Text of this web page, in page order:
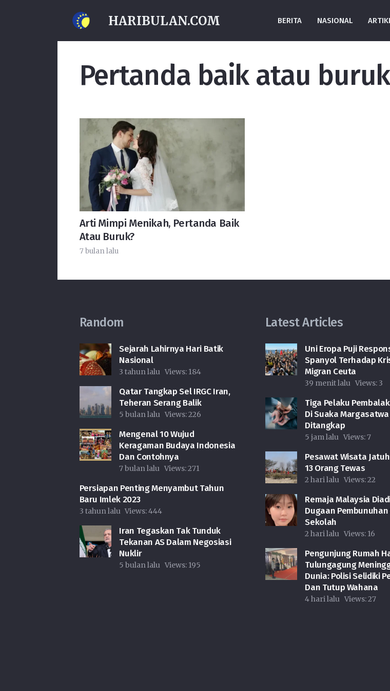
HARIBULAN.COM BERITA NASIONAL
Pertanda baik atau
Arti Mimpi Menikah, Pertanda Baik
Atau Buruk?
7 bulan lalu
Random
Sejarah Lahirnya Hari Batik
Nasional
3 tahun lalu Views: 184
Qatar Tangkap Sel IRGC Iran,
Teheran Serang Balik
5 bulan lalu Views:226
Mengenal 10 Wujud
Keragaman Budaya Indonesia
Dan Contohnya
7 bulan lalu Views:271
Persiapan Penting Menyambut Tahun
Baru Imlek 2023
3 tahun lalu Views:444
Iran Tegaskan Tak Tunduk
Tekanan AS Dalam Negosiasi
Nuklir
5 bulan lalu Views: 195
Latest Articles
Uni Eropa Puji
Spanyol Terhadap
Migran Ceuta
39 menit lalu Views: 3
Tiga Pelaku
Di Suaka Margasatwa
Ditangkap
5 jam lalu Views:7
Pesawat Wisata
13 Orang Tewas
2 hari lalu Views:22
Remaja Malaysia
Dugaan Pembunuhan
Sekolah
2 hari lalu Views: 16
Pengunjung Rumah
Tulungagung
Dunia: Polisi Selidiki
Dan Tutup Wahana
4 hari lalu Views:27